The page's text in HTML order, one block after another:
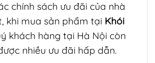
chính sách ưu đãi của nhà
khi mua sản phẩm tại Khói
khách hàng tại Hà Nội còn
nhiều ưu đãi hấp dẫn.